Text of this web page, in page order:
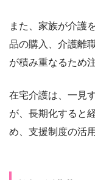
また、家族が介護
品の購入、介護離
が積み重なるため
在宅介護は、一見
が、長期化すると
め、支援制度の活